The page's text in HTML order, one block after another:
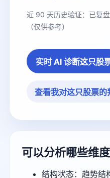
近 90 天历史验证：已复
（仅供参考）
实时 AI 诊断这只股
查看我对这只股票的
可以分析哪些维度
结构状态：趋势结